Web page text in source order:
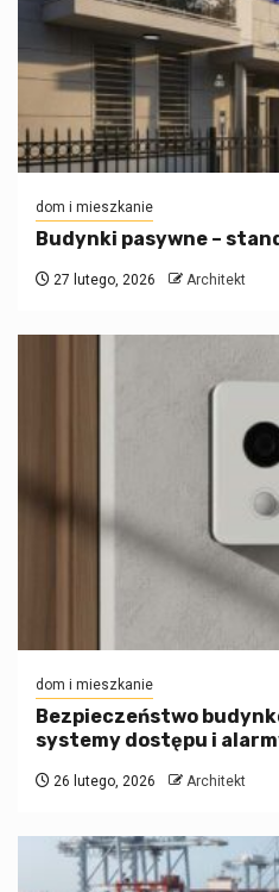
dom i mieszkanie
Budynki pasywne –
27 lutego, 2026 Architekt
dom i mieszkanie
Bezpieczeństwo
systemy dostępu i
26 lutego, 2026 Architekt